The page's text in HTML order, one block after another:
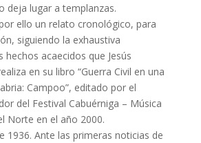
deja lugar a templanzas.
ello un relato cronológico, para
siguiendo la exhaustiva
hechos acaecidos que Jesús
en su libro “Guerra Civil en una
Campoo”, editado por el
del Festival Cabuérniga – Música
Norte en el año 2000.
1936. Ante las primeras noticias de